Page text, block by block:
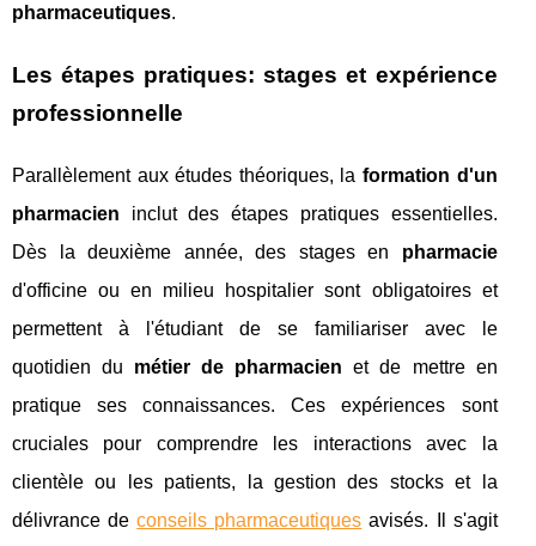
pharmaceutiques.
Les étapes pratiques: stages et expérience
professionnelle
Parallèlement aux études théoriques, la formation d'un
pharmacien inclut des étapes pratiques essentielles.
Dès la deuxième année, des stages en pharmacie
d'officine ou en milieu hospitalier sont obligatoires et
permettent à l'étudiant de se familiariser avec le
quotidien du métier de pharmacien et de mettre en
pratique ses connaissances. Ces expériences sont
cruciales pour comprendre les interactions avec la
clientèle ou les patients, la gestion des stocks et la
délivrance deconseils pharmaceutiques avisés. Il s'agit